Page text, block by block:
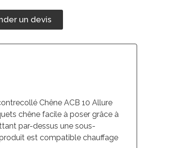
un devis
Chêne ACB 10 Allure
chêne facile à poser grâce à
par-dessus une sous-
est compatible chauffage